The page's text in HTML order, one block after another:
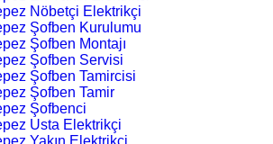
Nöbetçi Elektrikçi
Şofben Kurulumu
Şofben Montajı
Şofben Servisi
Şofben Tamircisi
Şofben Tamir
Şofbenci
Usta Elektrikçi
Yakın Elektrikçi